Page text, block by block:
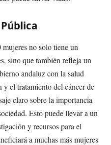
no solo tiene un
sino que también refleja un
andaluz con la salud
el tratamiento del cáncer de
claro sobre la importancia
Esto puede llevar a un
y recursos para el
a muchas más mujeres